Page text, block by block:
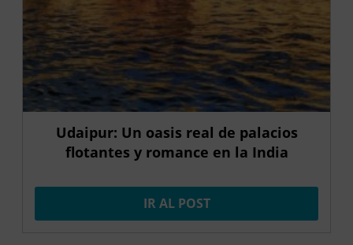
Udaipur: Un oasis real de palacios
flotantes y romance en la India
IR AL POST